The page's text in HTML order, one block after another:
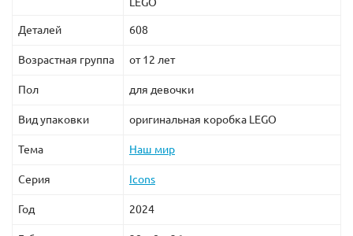
Деталей 608
Возрастная группа от 12 лет
Пол для девочки
Вид упаковки оригинальная коробка LEGO
Тема Наш мир
Серия Icons
Год 2024